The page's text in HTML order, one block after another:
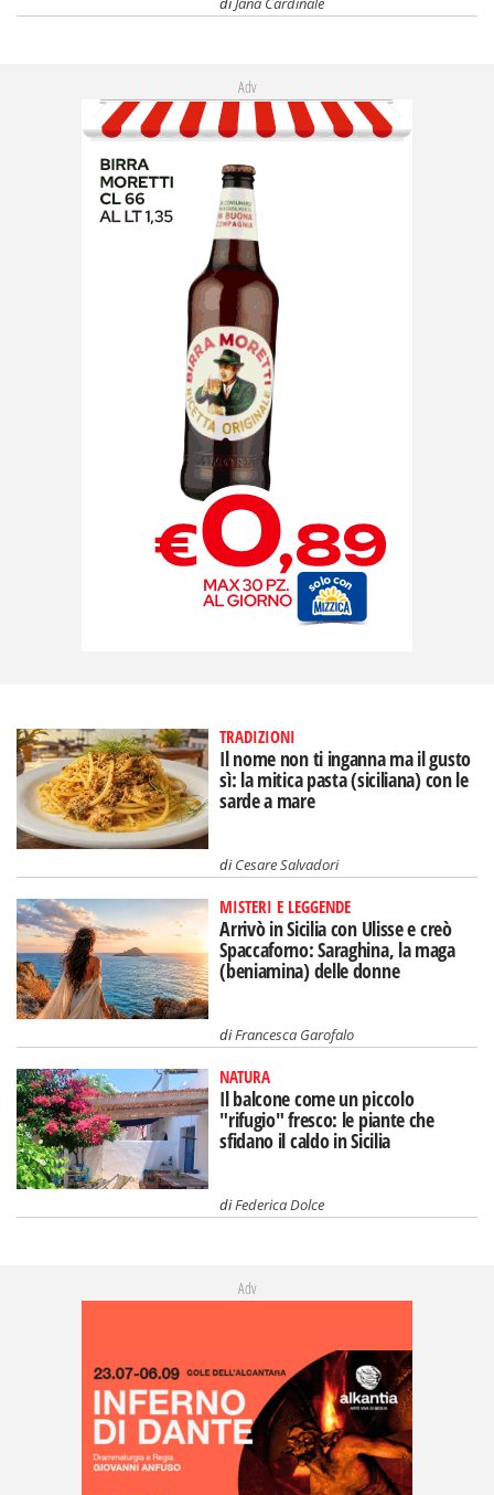
Adv
TRADIZIONI
Il nome non ti inganna ma il gusto
sì: la mitica pasta (siciliana) con le
sarde a mare
diCesare Salvadori
MISTERI E LEGGENDE
Arrivò in Sicilia con Ulisse e creò
Spaccaforno: Saraghina, la maga
(beniamina) delle donne
diFrancesca Garofalo
NATURA
Il balcone come un piccolo
"rifugio" fresco: le piante che
sfidano il caldo in Sicilia
diFederica Dolce
Adv